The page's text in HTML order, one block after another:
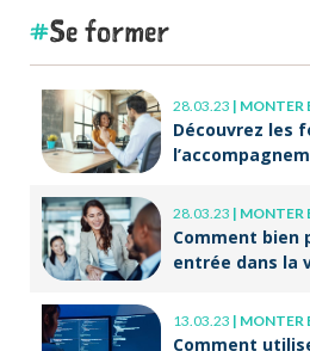
Se former
28.03.23 | MONTER
Découvrez les
28.03.23 | MONTER
Comment bien
entrée dans la
13.03.23 | MONTER
Comment